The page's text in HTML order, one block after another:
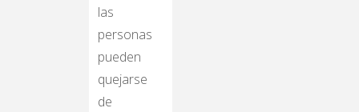
las
personas
pueden
quejarse
de